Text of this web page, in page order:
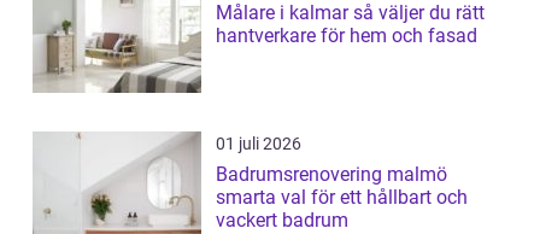
Målare i kalmar så väljer du rätt
hantverkare för hem och fasad
01 juli 2026
Badrumsrenovering malmö
smarta val för ett hållbart och
vackert badrum